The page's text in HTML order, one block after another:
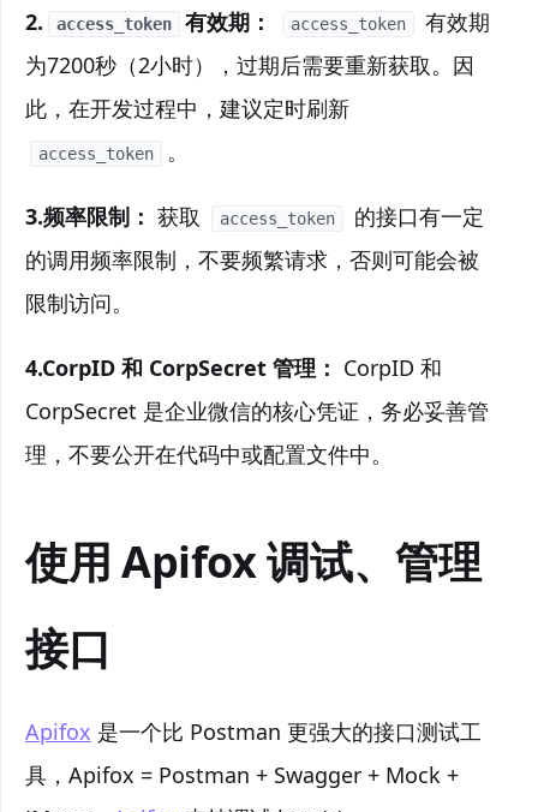
2. access_token 有效期： access_token
有效期
为7200秒（2小时），过期后需要重新获取。因
此，在开发过程中，建议定时刷新
access_token 。
3.频率限制： 获取 access_token
的接口有一定
的调用频率限制，不要频繁请求，否则可能会被
限制访问。
4.CorpID 和 CorpSecret 管理： CorpID 和
CorpSecret 是企业微信的核心凭证，务必妥善管
理，不要公开在代码中或配置文件中。
使用 Apifox 调试、管理
接口
Apifox 是一个比 Postman 更强大的接口测试工
具，Apifox = Postman + Swagger + Mock +